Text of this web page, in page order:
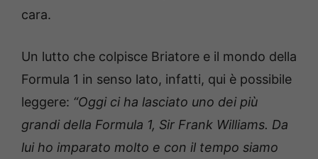
cara.
Un lutto che colpisce Briatore e il mondo della
Formula 1 in senso lato, infatti, qui è possibile
leggere: “Oggi ci ha lasciato uno dei più
grandi della Formula 1, Sir Frank Williams. Da
lui ho imparato molto e con il tempo siamo